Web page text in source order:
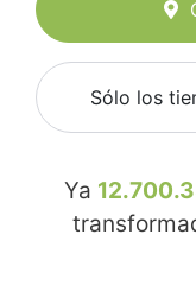
Sólo los
Ya